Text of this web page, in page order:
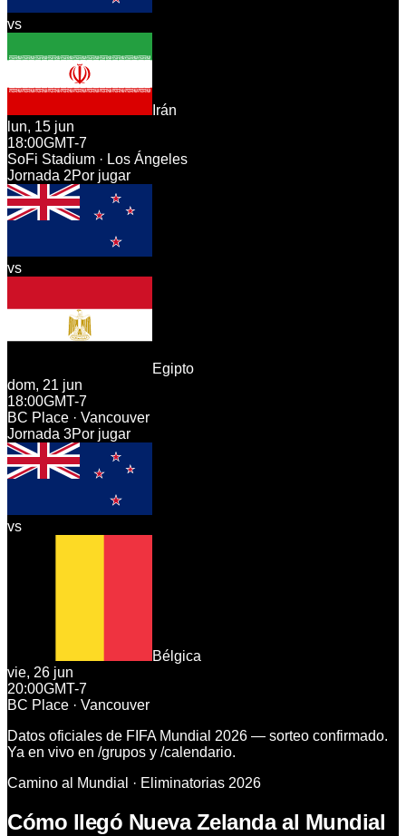
vs
Irán
lun, 15 jun
18:00GMT-7
SoFi Stadium · Los Ángeles
Jornada 2Por jugar
vs
Egipto
dom, 21 jun
18:00GMT-7
BC Place · Vancouver
Jornada 3Por jugar
vs
Bélgica
vie, 26 jun
20:00GMT-7
BC Place · Vancouver
Datos oficiales de FIFA Mundial 2026 — sorteo confirmado.
Ya en vivo en /grupos y /calendario.
Camino al Mundial · Eliminatorias 2026
Cómo llegó Nueva Zelanda al Mundial